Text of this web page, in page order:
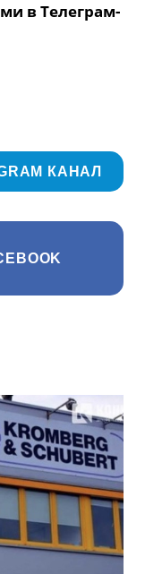
в Телеграм-
КАНАЛ